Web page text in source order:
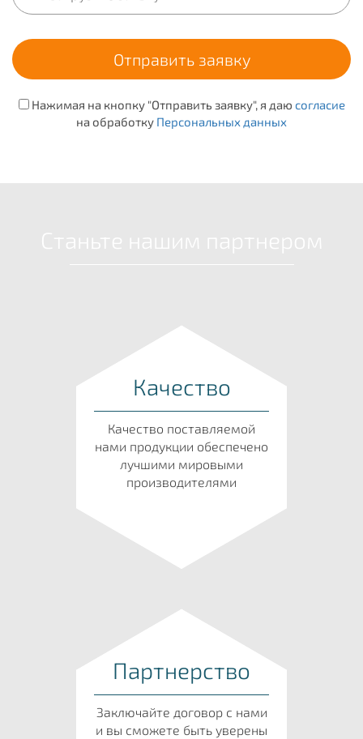
Нажимая на кнопку "Отправить заявку", я даю согласие
на обработку Персональных данных
Качество
Качество поставляемой
нами продукции обеспечено
лучшими мировыми
производителями
Партнерство
Заключайте договор с нами
и вы сможете быть уверены